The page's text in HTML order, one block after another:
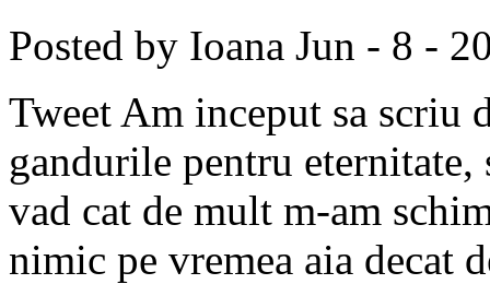
Posted by Ioana Jun - 8 -
Tweet Am inceput sa scriu
gandurile pentru
vad cat de mult m-am
nimic pe vremea aia decat